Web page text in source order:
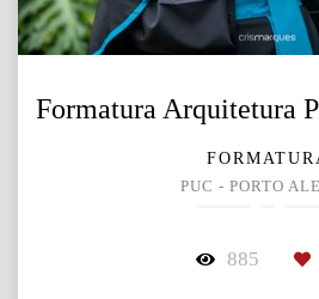
Formatura Arquitetura
PUC - PORTO
885